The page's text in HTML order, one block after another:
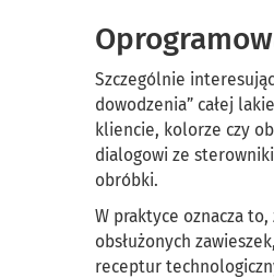
Szczególnie
dowodzenia” całej
kliencie, kolorze czy
dialogowi ze
obróbki.
W praktyce oznacza
obsłużonych
receptur